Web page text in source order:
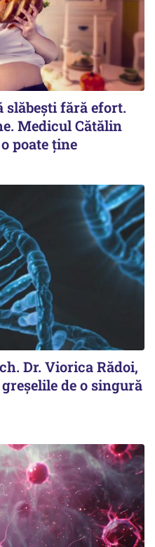
slăbești fără efort.
Medicul Cătălin
poate ține
Dr. Viorica Rădoi,
greșelile de o singură